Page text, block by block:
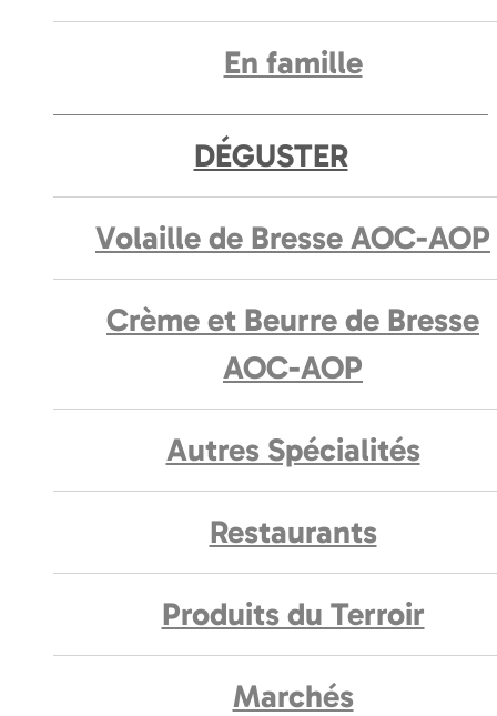
En famille
DÉGUSTER
Volaille de Bresse AOC-AOP
Crème et Beurre de Bresse
AOC-AOP
Autres Spécialités
Restaurants
Produits du Terroir
Marchés